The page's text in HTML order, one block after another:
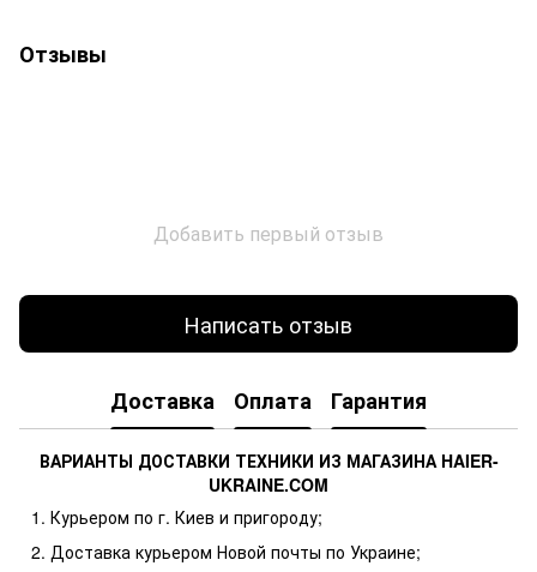
Отзывы
Добавить первый отзыв
Написать отзыв
Доставка Оплата Гарантия
ВАРИАНТЫ ДОСТАВКИ ТЕХНИКИ ИЗ МАГАЗИНА HAIER-
UKRAINE.COM
Курьером по г. Киев и пригороду;
Доставка курьером Новой почты по Украине;